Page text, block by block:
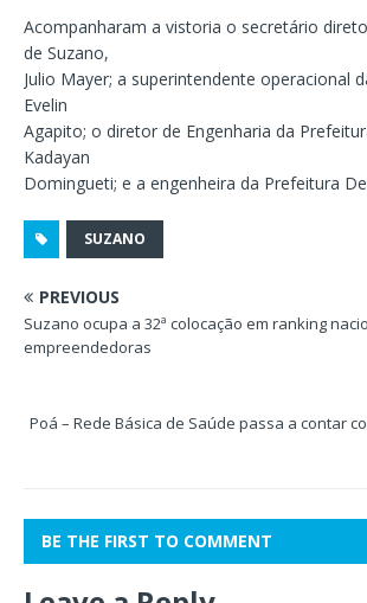
Acompanharam a vistoria o secretário
de Suzano,
Julio Mayer; a superintendente operacional
Evelin
Agapito; o diretor de Engenharia da
Kadayan
Domingueti; e a engenheira da Prefeitura
SUZANO
PREVIOUS
Suzano ocupa a 32ª colocação em ranking
empreendedoras
Poá – Rede Básica de Saúde passa a contar
BE THE FIRST TO COMMENT